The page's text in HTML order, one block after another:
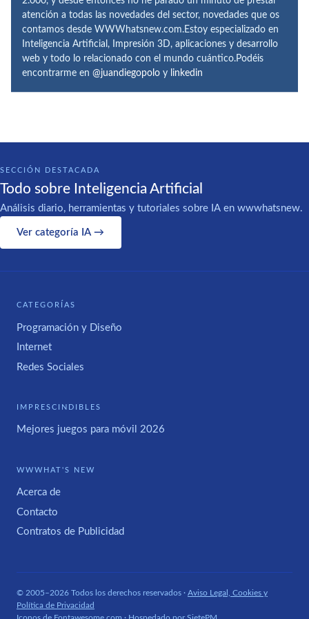
atención a todas las novedades del sector, novedades que os
contamos desde WWWhatsnew.com.Estoy especializado en
Inteligencia Artificial, Impresión 3D, aplicaciones y desarrollo
web y todo lo relacionado con el mundo cuántico.Podéis
encontrarme en @juandiegopolo y linkedin
SECCIÓN DESTACADA
Todo sobre Inteligencia Artificial
Análisis diario, herramientas y tutoriales sobre IA en wwwhatsnew.
Ver categoría IA →
CATEGORÍAS
Programación y Diseño
Internet
Redes Sociales
IMPRESCINDIBLES
Mejores juegos para móvil 2026
WWWHAT'S NEW
Acerca de
Contacto
Contratos de Publicidad
© 2005–2026 Todos los derechos reservados · Aviso Legal, Cookies y
Política de Privacidad